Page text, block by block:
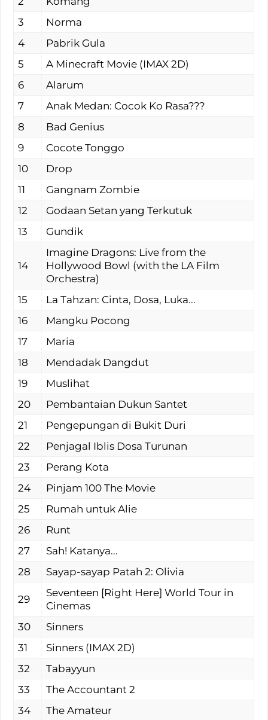
3
Norma
4
Pabrik Gula
5
A Minecraft Movie (IMAX 2D)
6
Alarum
7
Anak Medan: Cocok Ko Rasa???
8
Bad Genius
9
Cocote Tonggo
10
Drop
11
Gangnam Zombie
12
Godaan Setan yang Terkutuk
13
Gundik
14
Imagine Dragons: Live from the
Hollywood Bowl (with the LA Film
Orchestra)
15
La Tahzan: Cinta, Dosa, Luka...
16
Mangku Pocong
17
Maria
18
Mendadak Dangdut
19
Muslihat
20
Pembantaian Dukun Santet
21
Pengepungan di Bukit Duri
22
Penjagal Iblis Dosa Turunan
23
Perang Kota
24
Pinjam 100 The Movie
25
Rumah untuk Alie
26
Runt
27
Sah! Katanya...
28
Sayap-sayap Patah 2: Olivia
29
Seventeen [Right Here] World Tour in
Cinemas
30
Sinners
31
Sinners (IMAX 2D)
32
Tabayyun
33
The Accountant 2
34
The Amateur